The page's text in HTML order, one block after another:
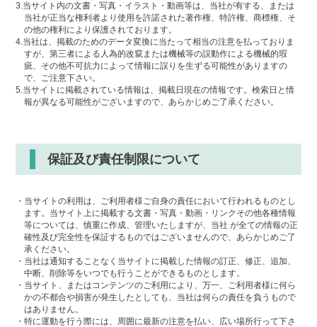
3.当サイト内の文書・写真・イラスト・動画等は、当社が有する、または
当社が正当な権利者より使用を許諾された著作権、特許権、商標権、そ
の他の権利により保護されております。
4.当社は、掲載のためのデータ変換に当たって相当の注意を払っておりま
すが、第三者による人為的改竄または機械等の誤動作による機械的瑕
疵、その他不可抗力によって情報に誤りを生ずる可能性がありますの
で、ご注意下さい。
5.当サイトに掲載されている情報は、掲載日現在の情報です。検索日と情
報が異なる可能性がございますので、あらかじめご了承ください。
保証及び責任制限について
・当サイトの利用は、ご利用者様ご自身の責任において行われるものとし
ます。当サイト上に掲載する文書・写真・動画・リンクその他各種情報
等については、慎重に作成、管理いたしますが、当社 が全ての情報の正
確性及び完全性を保証するものではございませんので、あらかじめご了
承ください。
・当社は通知することなく当サイトに掲載した情報の訂正、修正、追加、
中断、削除等をいつでも行うことができるものとします。
・当サイト、またはコンテンツのご利用により、万一、ご利用者様に何ら
かの不都合や損害が発生したとしても、当社は何らの責任を負うもので
はありません。
・特に運動を行う際には、周囲に最新の注意を払い、広い場所行って下さ